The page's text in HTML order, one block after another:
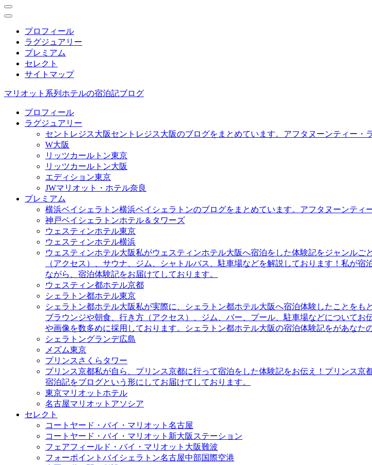
プロフィール
ラグジュアリー
プレミアム
セレクト
サイトマップ
マリオット系列ホテルの宿泊記ブログ
プロフィール
ラグジュアリー
セントレジス大阪セントレジス大阪のブログをまとめています。アフタヌーンティー・
W大阪
リッツカールトン東京
リッツカールトン大阪
エディション東京
JWマリオット・ホテル奈良
プレミアム
横浜ベイシェラトン横浜ベイシェラトンのブログをまとめています。アフタヌーンティ
神戸ベイシェラトンホテル＆タワーズ
ウェスティンホテル東京
ウェスティンホテル横浜
ウェスティンホテル大阪私がウェスティンホテル大阪へ宿泊をした体験記をジャンル
（アクセス）、サウナ、ジム、シャトルバス、駐車場などを解説しております！私が
ながら、宿泊体験記をお届けてしております。
ウェスティン都ホテル京都
シェラトン都ホテル東京
シェラトン都ホテル大阪私が実際に、シェラトン都ホテル大阪へ宿泊体験したことを
ブラウンジや朝食、行き方（アクセス）、ジム、バー、プール、駐車場などについて
や画像を数多めに採用しております。シェラトン都ホテル大阪の宿泊体験記をがあなた
シェラトングランデ広島
メズム東京
プリンスさくらタワー
プリンス京都私が自ら、プリンス京都に行って宿泊をした体験記をお伝え！プリンス京
宿泊記をブログという形にしてお届けてしております。
東京マリオットホテル
名古屋マリオットアソシア
セレクト
コートヤード・バイ・マリオット名古屋
コートヤード・バイ・マリオット新大阪ステーション
フェアフィールド・バイ・マリオット大阪難波
フォーポイントバイシェラトン名古屋中部国際空港